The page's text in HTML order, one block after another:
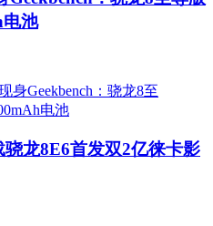
电池
龙8E6首发双2亿徕卡影